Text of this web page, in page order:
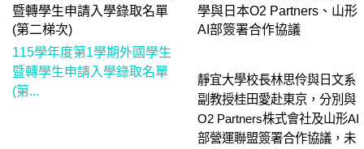
暨轉學生申請入學錄取名單
(第二梯次)
115學年度第1學期外國學生
暨轉學生申請入學錄取名單
(第...
學與日本O2 Partners、山形
AI部簽署合作協議
靜宜大學校長林思伶與日文系
副教授桂田愛赴東京，分別與
O2 Partners株式會社及山形AI
部營運聯盟簽署合作協議，未